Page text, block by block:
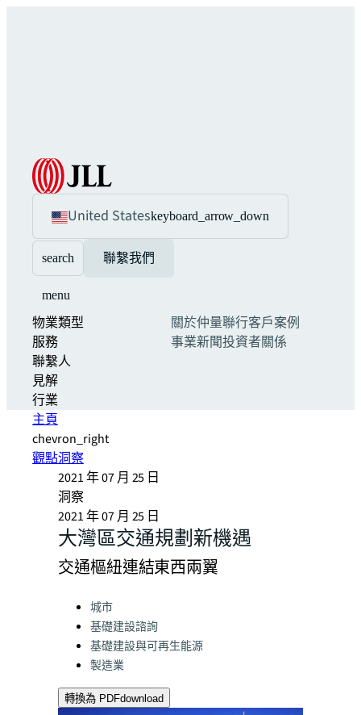
United Stateskeyboard_arrow_down
search 聯繫我們
menu
物業類型
服務
聯繫人
見解
行業
關於仲量聯行客戶案例
事業新聞投資者關係
主頁
chevron_right
觀點洞察
2021 年 07 月 25 日
洞察
2021 年 07 月 25 日
大灣區交通規劃新機遇
交通樞紐連結東西兩翼
Categories:
城市
基礎建設諮詢
基礎建設與可再生能源
製造業
轉換為 PDFdownload